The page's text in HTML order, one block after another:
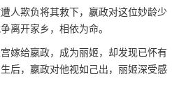
人欺负将其救下，嬴政对这位妙龄少
离开家乡，相依为命。
嫁给嬴政，成为丽姬，却发现已怀有
后，嬴政对他视如己出，丽姬深受感